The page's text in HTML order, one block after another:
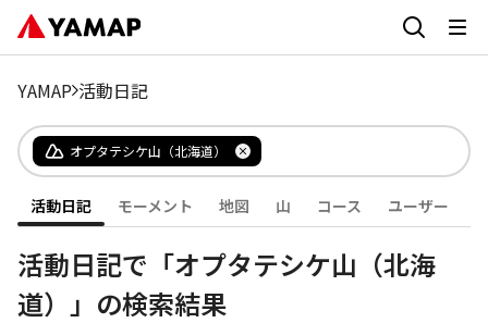
YAMAP 活動日記
オプタテシケ山（北海道）
活動日記 モーメント 地図 山 コース ユーザー
活動日記で「オプタテシケ山（北海
道）」の検索結果